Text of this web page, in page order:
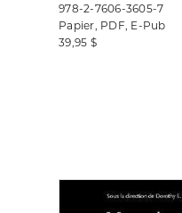
978-2-7606-3605-7
Papier, PDF, E-Pub
39,95 $